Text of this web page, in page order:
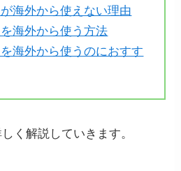
海外から使えない理由
海外から使う方法
海外から使うのにおすす
く解説していきます。